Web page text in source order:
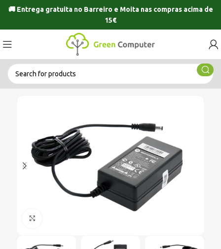
🚚 Entrega gratuita no Barreiro e Moitanas compras acima de
15€